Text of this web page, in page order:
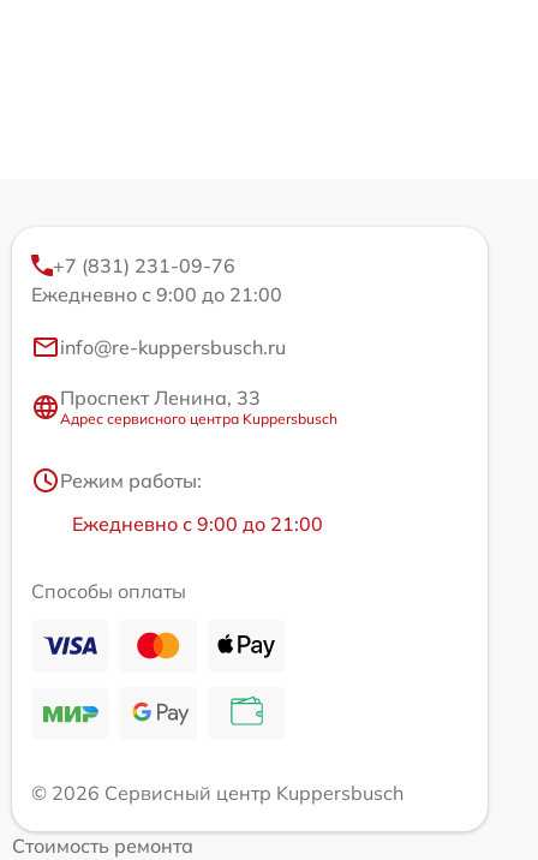
+7 (831) 231-09-76
Ежедневно с 9:00 до 21:00
info@re-kuppersbusch.ru
Проспект Ленина, 33
Адрес сервисного центра Kuppersbusch
Режим работы:
Ежедневно с 9:00 до 21:00
Способы оплаты
© 2026 Сервисный центр Kuppersbusch
Стоимость ремонта